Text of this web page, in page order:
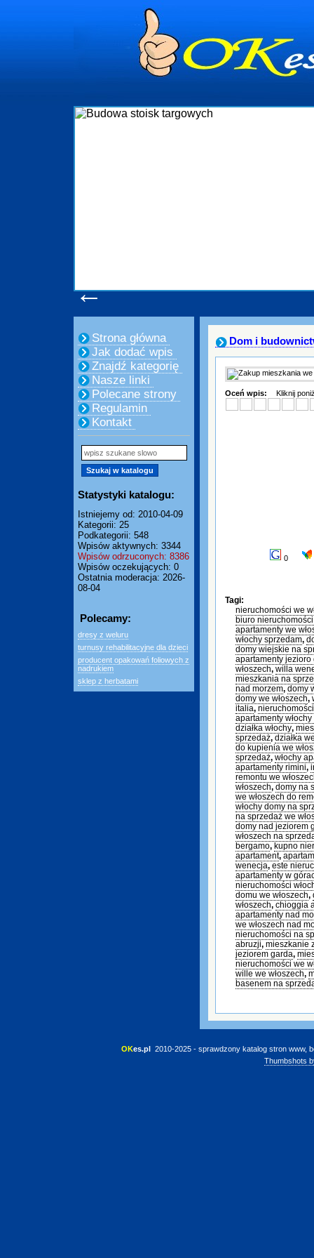
←
Strona główna
Jak dodać wpis
Znajdź kategorię
Nasze linki
Polecane strony
Regulamin
Kontakt
Statystyki katalogu:
Istniejemy od: 2010-04-09
Kategorii: 25
Podkategorii: 548
Wpisów aktywnych: 3344
Wpisów odrzuconych: 8386
Wpisów oczekujących: 0
Ostatnia moderacja: 2026-
08-04
Polecamy:
dresy z weluru
turnusy rehabilitacyjne dla dzieci
producent opakowań foliowych z
nadrukiem
sklep z herbatami
Dom i
Oceń wpis: Kliknij
0
Tagi:
nieruchomości we
biuro
apartamenty we
włochy sprzedam,
domy wiejskie na
apartamenty jezioro
włoszech, willa
mieszkania na
nad morzem, domy
domy we włoszech,
italia,
apartamenty
działka włochy,
sprzedaż, działka
do kupienia we
sprzedaż, włochy
apartamenty rimini,
remontu we
włoszech, domy na
we włoszech do
włochy domy na
na sprzedaż we
domy nad jeziorem
włoszech na
bergamo, kupno
apartament,
wenecja, este
apartamenty w
nieruchomości
domu we włoszech,
włoszech, chioggia
apartamenty nad
we włoszech nad
nieruchomości na
abruzji, mieszkanie
jeziorem garda,
nieruchomości we
wille we włoszech,
basenem na
OKes.pl 2010-2025 - sprawdzony katalog stron www,
Thumbshots